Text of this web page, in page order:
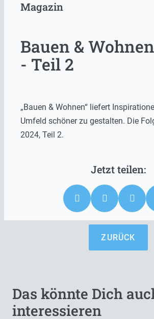
Magazin
Bauen &
- Teil 2
„Bauen & Wohnen“ liefert
Umfeld schöner zu gestalten. Die
2024, Teil 2.
ZURÜCK
Das könnte Dich
interessieren